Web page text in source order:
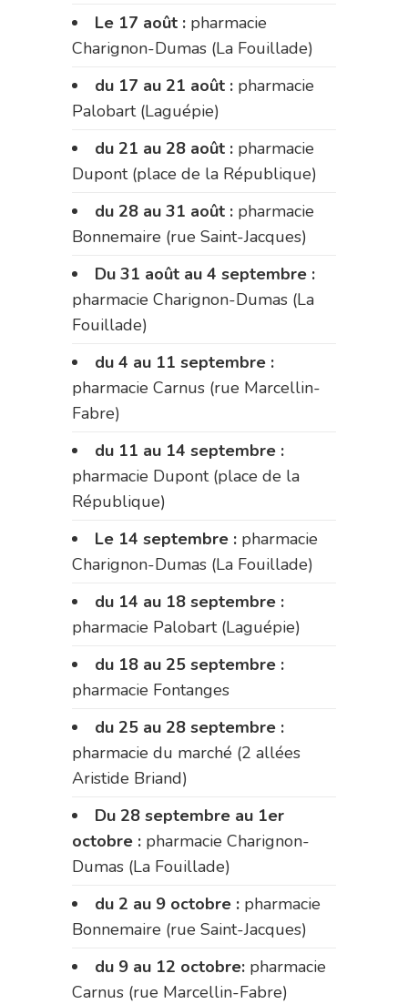
Le 17 août : pharmacie
Charignon-Dumas (La Fouillade)
du 17 au 21 août : pharmacie
Palobart (Laguépie)
du 21 au 28 août : pharmacie
Dupont (place de la République)
du 28 au 31 août : pharmacie
Bonnemaire (rue Saint-Jacques)
Du 31 août au 4 septembre :
pharmacie Charignon-Dumas (La
Fouillade)
du 4 au 11 septembre :
pharmacie Carnus (rue Marcellin-
Fabre)
du 11 au 14 septembre :
pharmacie Dupont (place de la
République)
Le 14 septembre : pharmacie
Charignon-Dumas (La Fouillade)
du 14 au 18 septembre :
pharmacie Palobart (Laguépie)
du 18 au 25 septembre :
pharmacie Fontanges
du 25 au 28 septembre :
pharmacie du marché (2 allées
Aristide Briand)
Du 28 septembre au 1er
octobre : pharmacie Charignon-
Dumas (La Fouillade)
du 2 au 9 octobre : pharmacie
Bonnemaire (rue Saint-Jacques)
du 9 au 12 octobre: pharmacie
Carnus (rue Marcellin-Fabre)